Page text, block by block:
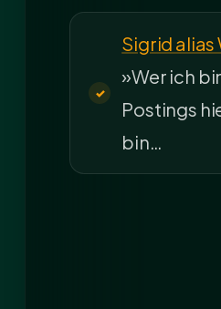
Sigrid alias
»Wer ich
Postings
bin…